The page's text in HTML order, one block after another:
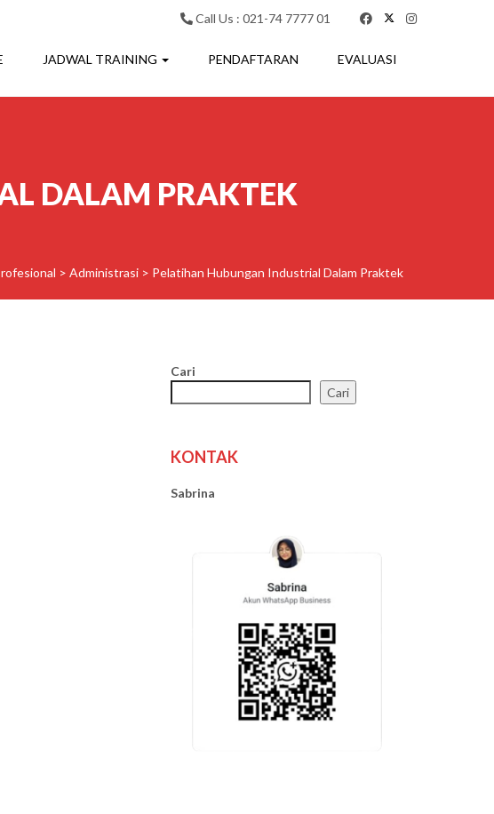
Call Us : 021-74 7777 01
JADWAL TRAINING PENDAFTARAN EVALUASI
DALAM PRAKTEK
> Administrasi > Pelatihan Hubungan Industrial Dalam Praktek
Cari
Cari
KONTAK
Sabrina